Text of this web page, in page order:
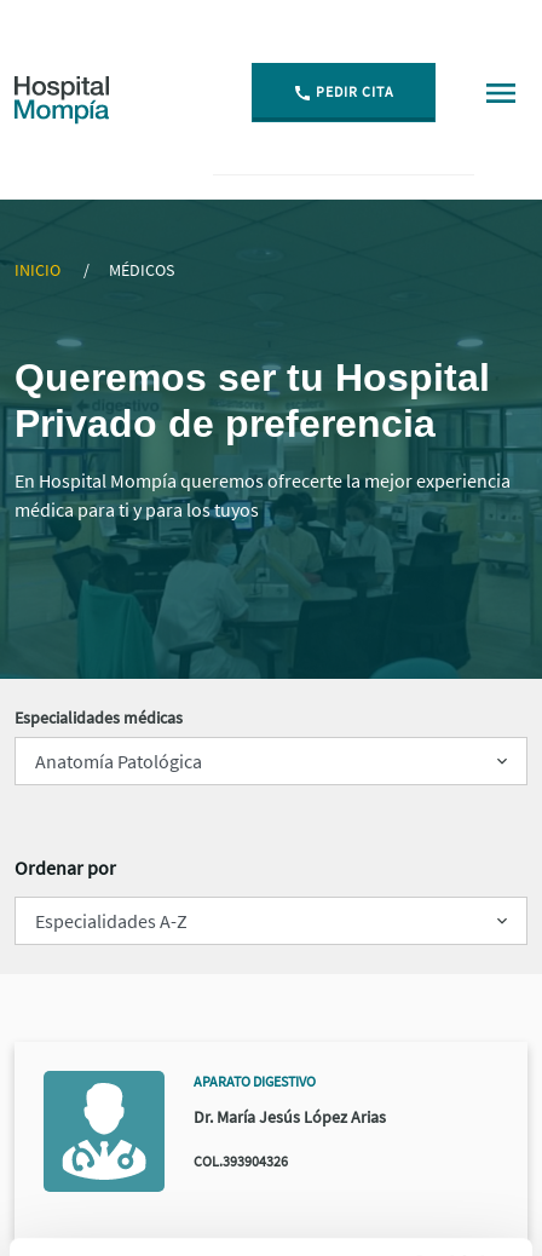
PEDIR CITA
INICIO MÉDICOS
Queremos ser tu Hospital
Privado de preferencia
En Hospital Mompía queremos ofrecerte la mejor experiencia
médica para ti y para los tuyos
Especialidades médicas
Ordenar por
APARATO DIGESTIVO
Dr. María Jesús López Arias
COL.393904326